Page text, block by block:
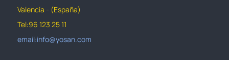
Valencia - (España)
Tel:96 123 25 11
email:info@yosan.com